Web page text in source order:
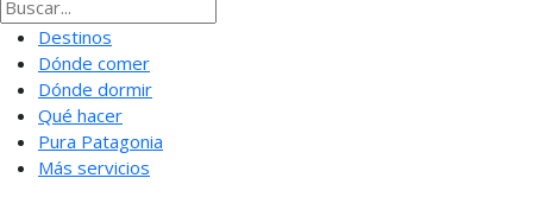
Destinos
Dónde comer
Dónde dormir
Qué hacer
Pura Patagonia
Más servicios